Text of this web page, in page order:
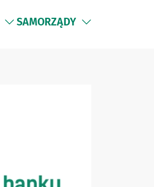
SAMORZĄDY